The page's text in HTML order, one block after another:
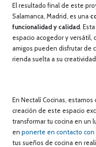
El resultado final de este
Salamanca, Madrid, es una
funcionalidad y calidad.
espacio acogedor y versátil,
amigos pueden disfrutar de
rienda suelta a su
En Nectalí Cocinas,
creación de este espacio
transformar tu cocina en un
en ponerte en contacto con
tus sueños de cocina en